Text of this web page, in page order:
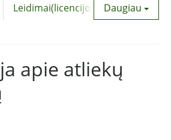
Leidimai(licencijos) Daugiau
apie atliekų